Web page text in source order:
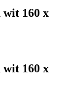
wit 160 x
wit 160 x